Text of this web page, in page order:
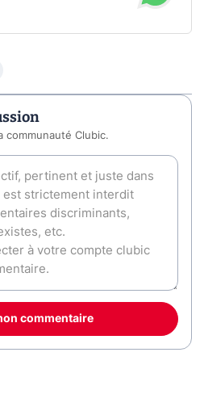
communauté Clubic.
commentaire